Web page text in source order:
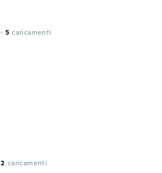
· 5 caricamenti
2 caricamenti